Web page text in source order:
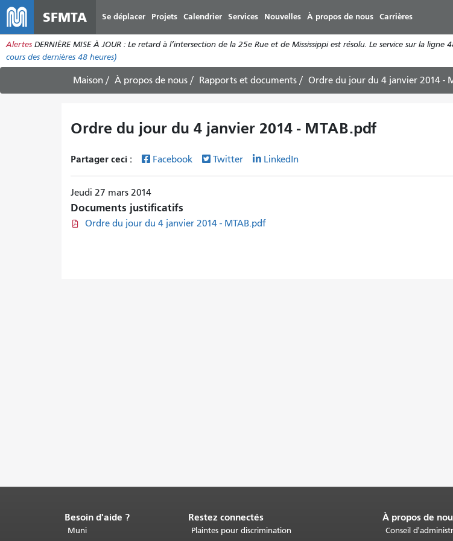
au
contenu
principal
SFMTA Se déplacer Projets Calendrier Services Nouvelles À propos de nous Carrières
Alertes DERNIÈRE MISE À JOUR : Le retard à l’intersection de la 25e Rue et de Mississippi est résolu. Le service sur la
cours des dernières 48 heures)
Maison À propos de nous Rapports et documents Ordre du jour du 4 janvier 2014 -
Ordre du jour du 4 janvier 2014 - MTAB.pdf
Partager ceci : Facebook Twitter LinkedIn
Jeudi 27 mars 2014
Documents justificatifs
Ordre du jour du 4 janvier 2014 - MTAB.pdf
Fin
du
Besoin d'aide ?
Muni
Restez connectés
Plaintes pour discrimination
À propos de
Conseil